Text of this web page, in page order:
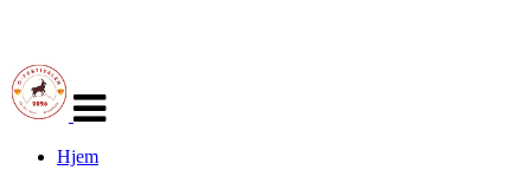
navigasjon
Hjem